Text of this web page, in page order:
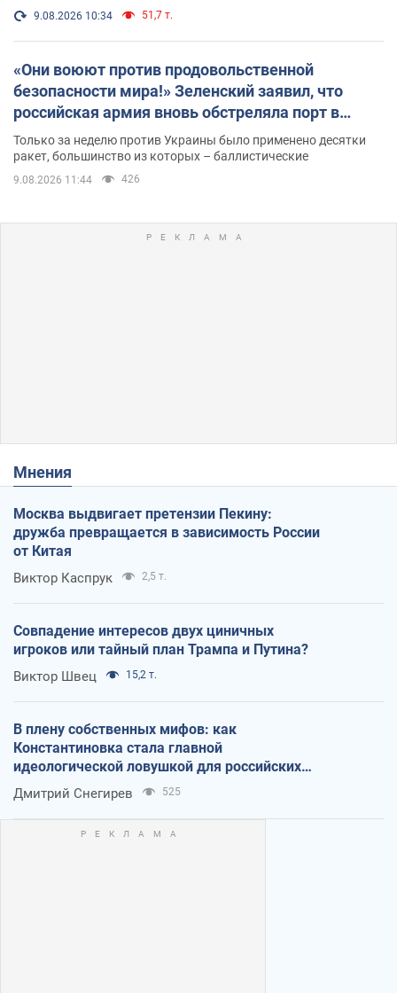
9.08.2026 10:34 51,7 т.
«Они воюют против продовольственной
безопасности мира!» Зеленский заявил, что
российская армия вновь обстреляла порт в
Одессе
Только за неделю против Украины было применено десятки
ракет, большинство из которых – баллистические
9.08.2026 11:44 426
Мнения
Москва выдвигает претензии Пекину:
дружба превращается в зависимость России
от Китая
Виктор Каспрук 2,5 т.
Совпадение интересов двух циничных
игроков или тайный план Трампа и Путина?
Виктор Швец 15,2 т.
В плену собственных мифов: как
Константиновка стала главной
идеологической ловушкой для российских
оккупантов
Дмитрий Снегирев 525